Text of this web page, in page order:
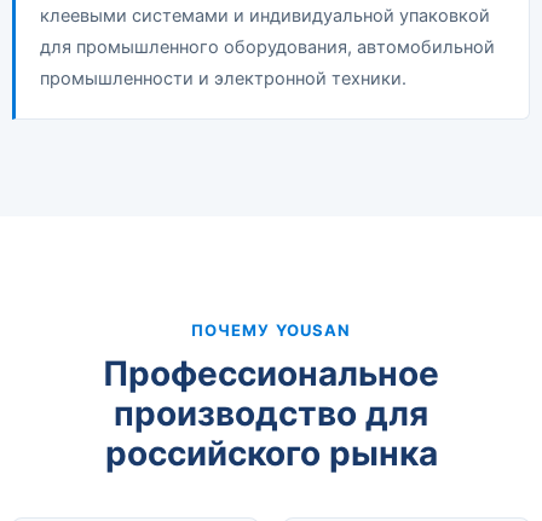
клеевыми системами и индивидуальной упаковкой
для промышленного оборудования, автомобильной
промышленности и электронной техники.
ПОЧЕМУ YOUSAN
Профессиональное
производство для
российского рынка